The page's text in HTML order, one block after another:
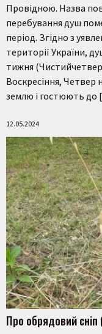
Провідною. Назва
перебування душ
період. Згідно з
території України,
тижня
Воскресіння, Четвер
землю і гостюють
12.05.2024
Про обрядовий